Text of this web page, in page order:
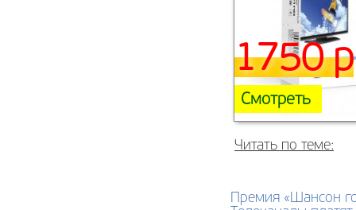
Смотреть
1750 р
Читать по теме:
Премия «Шансон